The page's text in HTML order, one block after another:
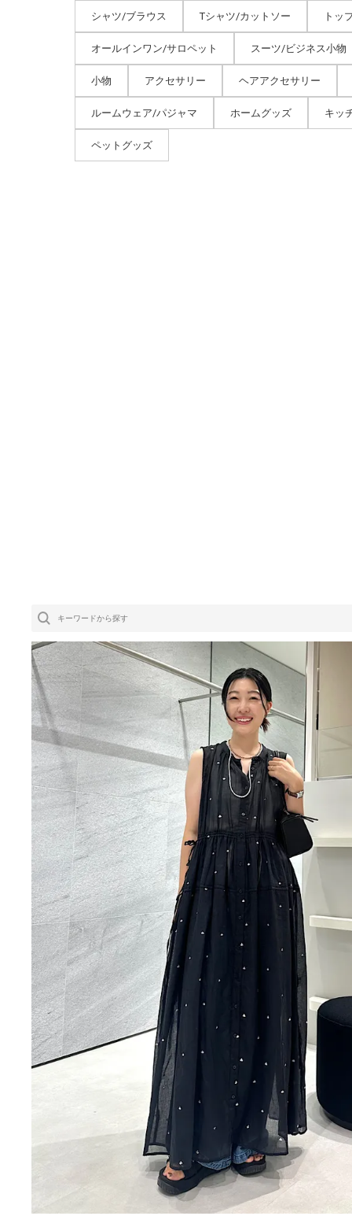
シャツ/ブラウス Tシャツ/カットソー トッ
オールインワン/サロペット スーツ/ビジネス小物
小物 アクセサリー ヘアアクセサリー
ルームウェア/パジャマ ホームグッズ キッ
ペットグッズ